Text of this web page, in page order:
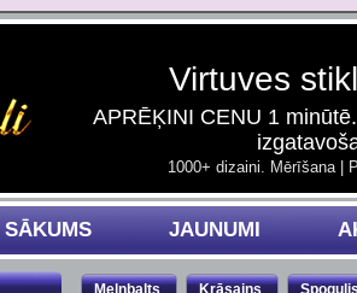
Virtuves
APRĒĶINI CENU 1
1000+ dizaini. Mērīšana |
SĀKUMS JAUNUMI
Melnbalts Krāsains